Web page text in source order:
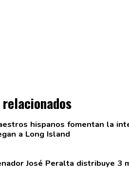
hispanos fomentan la
a Long Island
José Peralta distribuye